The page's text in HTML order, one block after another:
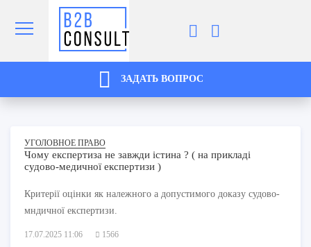
ЗАДАТЬ ВОПРОС
УГОЛОВНОЕ ПРАВО
Чому експертиза не завжди істина ? ( на прикладі
судово-медичної експертизи )
Критерії оцінки як належного а допустимого доказу судово-
мндичної експертизи.
17.07.2025 11:06 1566